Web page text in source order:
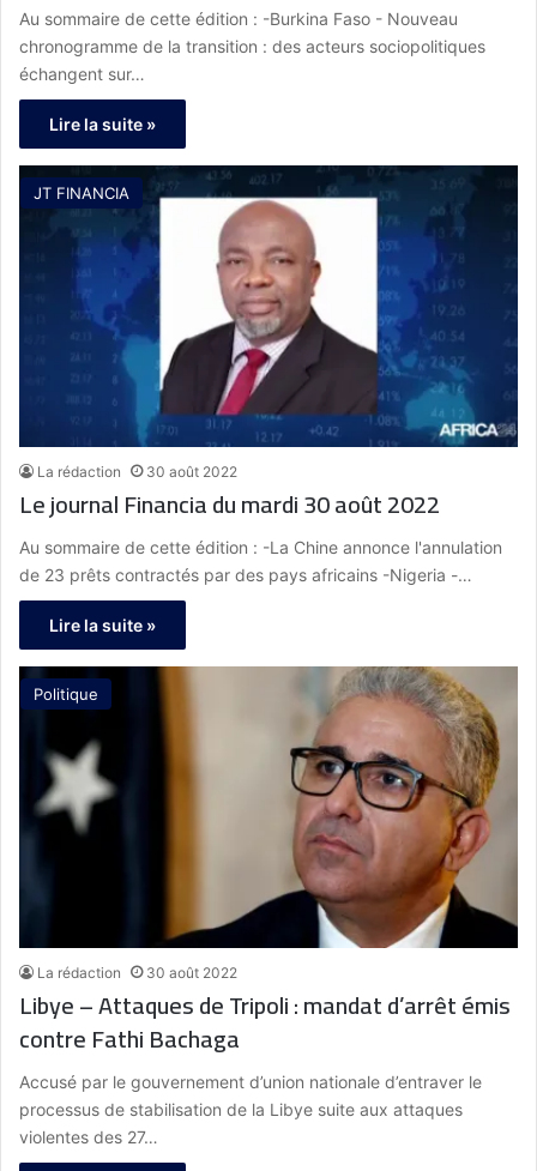
Au sommaire de cette édition : -Burkina Faso - Nouveau
chronogramme de la transition : des acteurs sociopolitiques
échangent sur…
Lire la suite »
JT FINANCIA
La rédaction 30 août 2022
Le journal Financia du mardi 30 août 2022
Au sommaire de cette édition : -La Chine annonce l'annulation
de 23 prêts contractés par des pays africains -Nigeria -…
Lire la suite »
Politique
La rédaction 30 août 2022
Libye – Attaques de Tripoli : mandat d’arrêt émis
contre Fathi Bachaga
Accusé par le gouvernement d’union nationale d’entraver le
processus de stabilisation de la Libye suite aux attaques
violentes des 27…